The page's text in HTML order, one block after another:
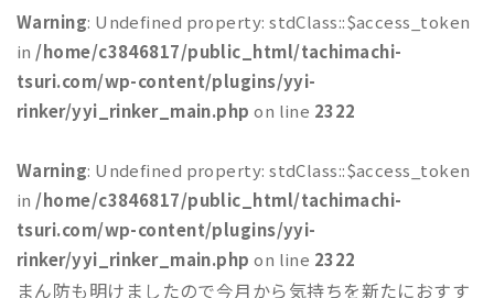
Warning: Undefined property: stdClass::$access_token
in /home/c3846817/public_html/tachimachi-
tsuri.com/wp-content/plugins/yyi-
rinker/yyi_rinker_main.php on line 2322
Warning: Undefined property: stdClass::$access_token
in /home/c3846817/public_html/tachimachi-
tsuri.com/wp-content/plugins/yyi-
rinker/yyi_rinker_main.php on line 2322
まん防も明けましたので今月から気持ちを新たにおすす